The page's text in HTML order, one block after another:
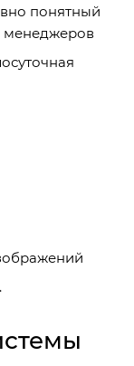
понятный
менеджеров